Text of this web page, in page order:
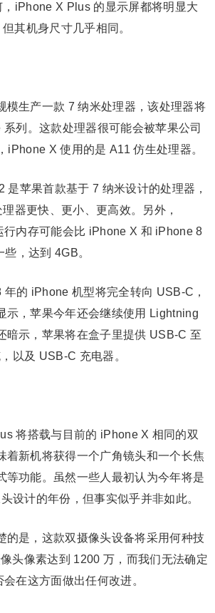
iPhone X Plus 的显示屏都将明显大
其机身尺寸几乎相同。
模生产一款 7 纳米处理器，该处理器将
列。这款处理器很可能会被苹果公司
iPhone X 使用的是 A11 仿生处理器。
是苹果首款基于 7 纳米设计的处理器，
器更快、更小、更高效。另外，
内存可能会比 iPhone X 和 iPhone 8
，达到 4GB。
年的 iPhone 机型将完全转向 USB-C，
示，苹果今年还会继续使用 Lightning
暗示，苹果将在盒子里提供 USB-C 至
以及 USB-C 充电器。
将搭载与目前的 iPhone X 相同的双
着新机将获得一个广角镜头和一个长焦
等功能。虽然一些人最初认为今年将是
设计的年份，但事实似乎并非如此。
的是，这款双摄像头设备将采用何种技
头像素达到 1200 万，而我们无法确定
在这方面做出任何改进。